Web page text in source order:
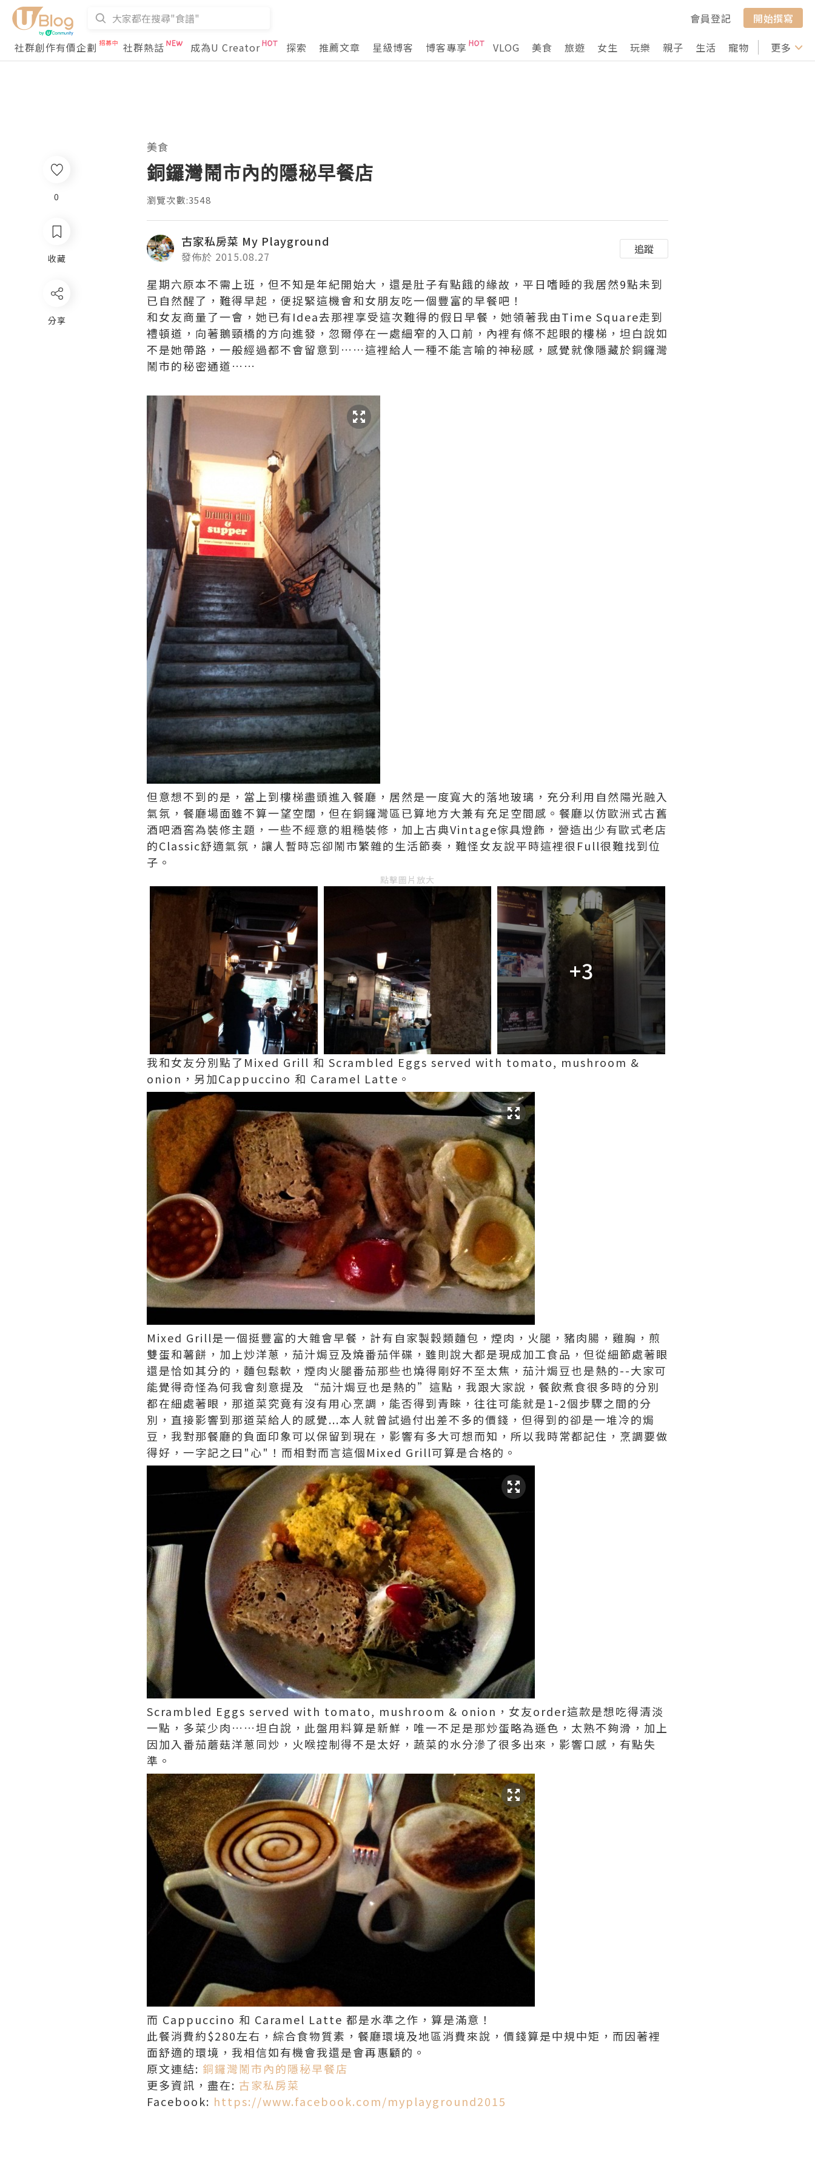
會員登記
開始撰寫
社群創作有價企劃
社群熱話 成為U Creator 探索 推薦文章 星級博客 博客專享 VLOG 美食 旅遊 女生 玩樂 親子 生活 寵物 行山 打卡
更多
0
收藏
分享
美食
銅鑼灣鬧市內的隱秘早餐店
瀏覽次數:3548
古家私房菜 My Playground
發佈於 2015.08.27
追蹤
星期六原本不需上班，但不知是年紀開始大，還是肚子有點餓的緣故，平日嗜睡的我居然9點未到
已自然醒了，難得早起，便捉緊這機會和女朋友吃一個豐富的早餐吧！
和女友商量了一會，她已有Idea去那裡享受這次難得的假日早餐，她領著我由Time Square走到
禮頓道，向著鵝頸橋的方向進發，忽爾停在一處細窄的入口前，內裡有條不起眼的樓梯，坦白說如
不是她帶路，一般經過都不會留意到……這裡給人一種不能言喻的神秘感，感覺就像隱藏於銅鑼灣
鬧市的秘密通道……
但意想不到的是，當上到樓梯盡頭進入餐廳，居然是一度寬大的落地玻璃，充分利用自然陽光融入
氣氛，餐廳場面雖不算一望空闊，但在銅鑼灣區已算地方大兼有充足空間感。餐廳以仿歐洲式古舊
酒吧酒窖為裝修主題，一些不經意的粗糙裝修，加上古典Vintage傢具燈飾，營造出少有歐式老店
的Classic舒適氣氛，讓人暫時忘卻鬧市繁雜的生活節奏，難怪女友說平時這裡很Full很難找到位
子。
點擊圖片放大
+3
我和女友分別點了Mixed Grill 和 Scrambled Eggs served with tomato, mushroom &
onion，另加Cappuccino 和 Caramel Latte。
Mixed Grill是一個挺豐富的大雜會早餐，計有自家製穀類麵包，煙肉，火腿，豬肉腸，雞胸，煎
雙蛋和薯餅，加上炒洋蔥，茄汁焗豆及燒番茄伴碟，雖則說大都是現成加工食品，但從細節處著眼
還是恰如其分的，麵包鬆軟，煙肉火腿番茄那些也燒得剛好不至太焦，茄汁焗豆也是熱的--大家可
能覺得奇怪為何我會刻意提及 “茄汁焗豆也是熱的”這點，我跟大家說，餐飲煮食很多時的分別
都在細處著眼，那道菜究竟有沒有用心烹調，能否得到青睞，往往可能就是1-2個步驟之間的分
別，直接影響到那道菜給人的感覺...本人就曾試過付出差不多的價錢，但得到的卻是一堆冷的焗
豆，我對那餐廳的負面印象可以保留到現在，影響有多大可想而知，所以我時常都記住，烹調要做
得好，一字記之曰"心"！而相對而言這個Mixed Grill可算是合格的。
Scrambled Eggs served with tomato, mushroom & onion，女友order這款是想吃得清淡
一點，多菜少肉……坦白說，此盤用料算是新鮮，唯一不足是那炒蛋略為遜色，太熟不夠滑，加上
因加入番茄蘑菇洋蔥同炒，火喉控制得不是太好，蔬菜的水分滲了很多出來，影響口感，有點失
準。
而 Cappuccino 和 Caramel Latte 都是水準之作，算是滿意！
此餐消費約$280左右，綜合食物質素，餐廳環境及地區消費來說，價錢算是中規中矩，而因著裡
面舒適的環境，我相信如有機會我還是會再惠顧的。
原文連結: 銅鑼灣鬧市內的隱秘早餐店
更多資訊，盡在: 古家私房菜
Facebook: https://www.facebook.com/myplayground2015